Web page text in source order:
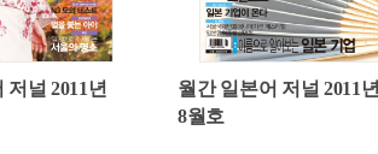
널 2011년
월간 일본어 저널 2011년
8월호